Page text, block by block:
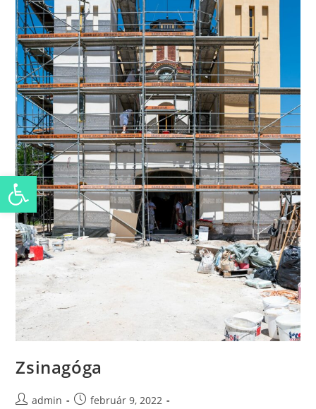
Eszköztár megnyitása
Zsinagóga
admin
február 9, 2022